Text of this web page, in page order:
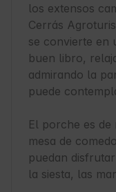
los extensos
Cerrás
se convierte en
buen libro,
admirando la
puede
El porche es de
mesa de
puedan
la siesta, las